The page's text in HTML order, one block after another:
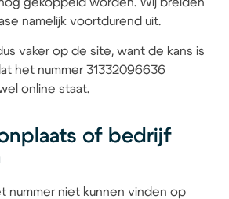
namelijk voortdurend uit.
vaker op de site, want de kans is
het nummer 31332096636
online staat.
of bedrijf
nummer niet kunnen vinden op